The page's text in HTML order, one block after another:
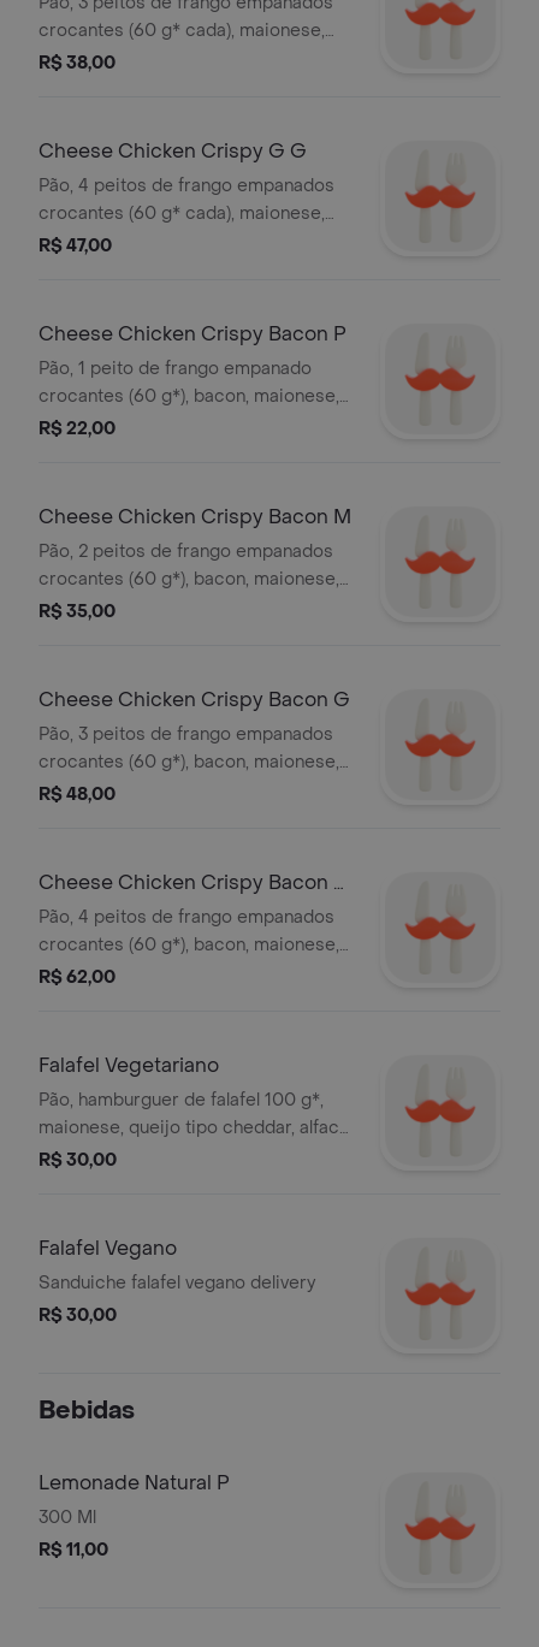
crocantes (60 g* cada), maionese,
queijo tipo cheddar, alface e tomate
R$ 38,00
Cheese Chicken Crispy G G
Pão, 4 peitos de frango empanados
crocantes (60 g* cada), maionese,
queijo tipo cheddar, alface e tomate
R$ 47,00
Cheese Chicken Crispy Bacon P
Pão, 1 peito de frango empanado
crocantes (60 g*), bacon, maionese,
queijo tipo cheddar, alface e tomate
R$ 22,00
Cheese Chicken Crispy Bacon M
Pão, 2 peitos de frango empanados
crocantes (60 g*), bacon, maionese,
queijo tipo cheddar, alface e tomate
R$ 35,00
Cheese Chicken Crispy Bacon G
Pão, 3 peitos de frango empanados
crocantes (60 g*), bacon, maionese,
queijo tipo cheddar, alface e tomate
R$ 48,00
Cheese Chicken Crispy Bacon G
G
Pão, 4 peitos de frango empanados
crocantes (60 g*), bacon, maionese,
queijo tipo cheddar, alface e tomate
R$ 62,00
Falafel Vegetariano
Pão, hamburguer de falafel 100 g*,
maionese, queijo tipo cheddar, alface
e tomate orgânicos. *peso in natura
R$ 30,00
Falafel Vegano
Sanduiche falafel vegano delivery
R$ 30,00
Bebidas
Lemonade Natural P
300 Ml
R$ 11,00